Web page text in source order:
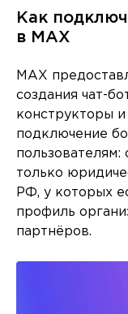
Как
в MAX
MAX
создания чат-
конструкторы
подключение
пользователям:
только
РФ, у которых
профиль
партнёров.